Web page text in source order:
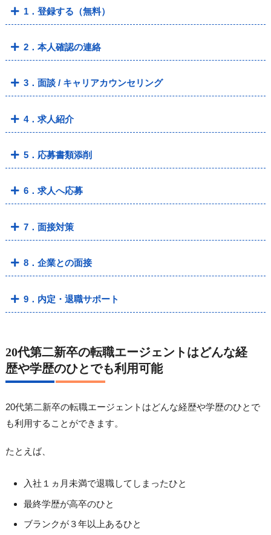
1．登録する（無料）
2．本人確認の連絡
3．面談 / キャリアカウンセリング
4．求人紹介
5．応募書類添削
6．求人へ応募
7．面接対策
8．企業との面接
9．内定・退職サポート
20代第二新卒の転職エージェントはどんな経
歴や学歴のひとでも利用可能
20代第二新卒の転職エージェントはどんな経歴や学歴のひとで
も利用することができます。
たとえば、
入社１ヵ月未満で退職してしまったひと
最終学歴が高卒のひと
ブランクが３年以上あるひと